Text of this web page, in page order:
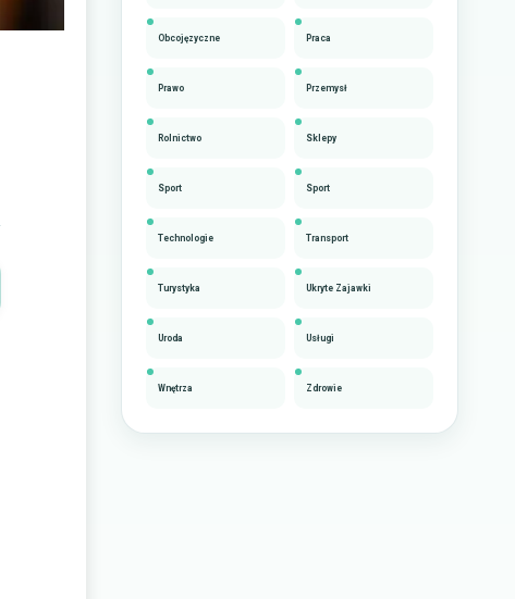
Obcojęzyczne Praca
Prawo Przemysł
Rolnictwo Sklepy
Sport Sport
Technologie Transport
Turystyka Ukryte Zajawki
Uroda Usługi
Wnętrza Zdrowie